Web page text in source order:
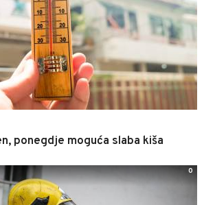
ponegdje moguća slaba kiša
0